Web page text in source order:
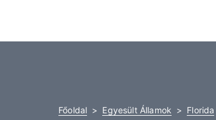
Főoldal Egyesült Államok Florida